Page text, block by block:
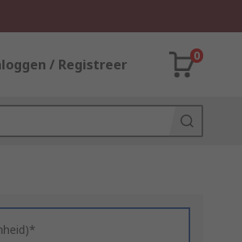
/ Registreer
0